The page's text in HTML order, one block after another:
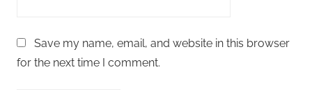
Save my name, email, and website in this browser
for the next time I comment.